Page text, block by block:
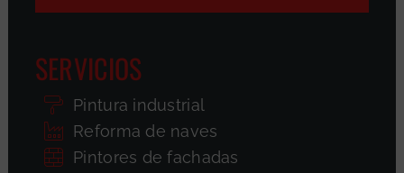
SERVICIOS
Pintura industrial
Reforma de naves
Pintores de fachadas